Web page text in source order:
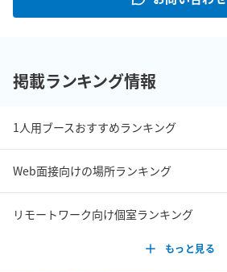
掲載ランキング情報
1人用ブースおすすめランキング
Web面接向けの場所ランキング
リモートワーク向け個室ランキング
もっと見る